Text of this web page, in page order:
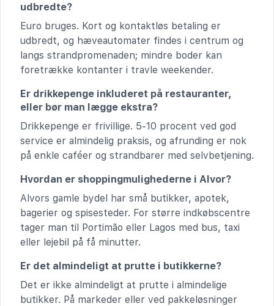
udbredte?
Euro bruges. Kort og kontaktløs betaling er
udbredt, og hæveautomater findes i centrum og
langs strandpromenaden; mindre boder kan
foretrække kontanter i travle weekender.
Er drikkepenge inkluderet på restauranter,
eller bør man lægge ekstra?
Drikkepenge er frivillige. 5-10 procent ved god
service er almindelig praksis, og afrunding er nok
på enkle caféer og strandbarer med selvbetjening.
Hvordan er shoppingmulighederne i Alvor?
Alvors gamle bydel har små butikker, apotek,
bagerier og spisesteder. For større indkøbscentre
tager man til Portimão eller Lagos med bus, taxi
eller lejebil på få minutter.
Er det almindeligt at prutte i butikkerne?
Det er ikke almindeligt at prutte i almindelige
butikker. På markeder eller ved pakkeløsninger